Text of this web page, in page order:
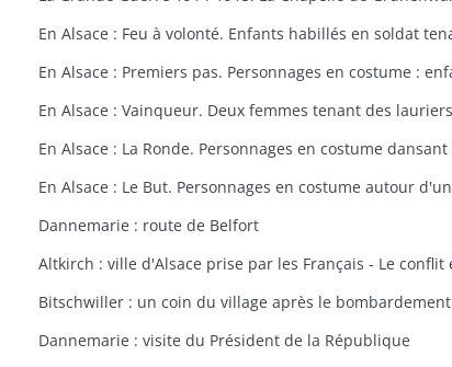
Dannemarie : route de Belfort
Bitschwiller : un coin du village après le bombardement
Dannemarie : visite du Président de la République